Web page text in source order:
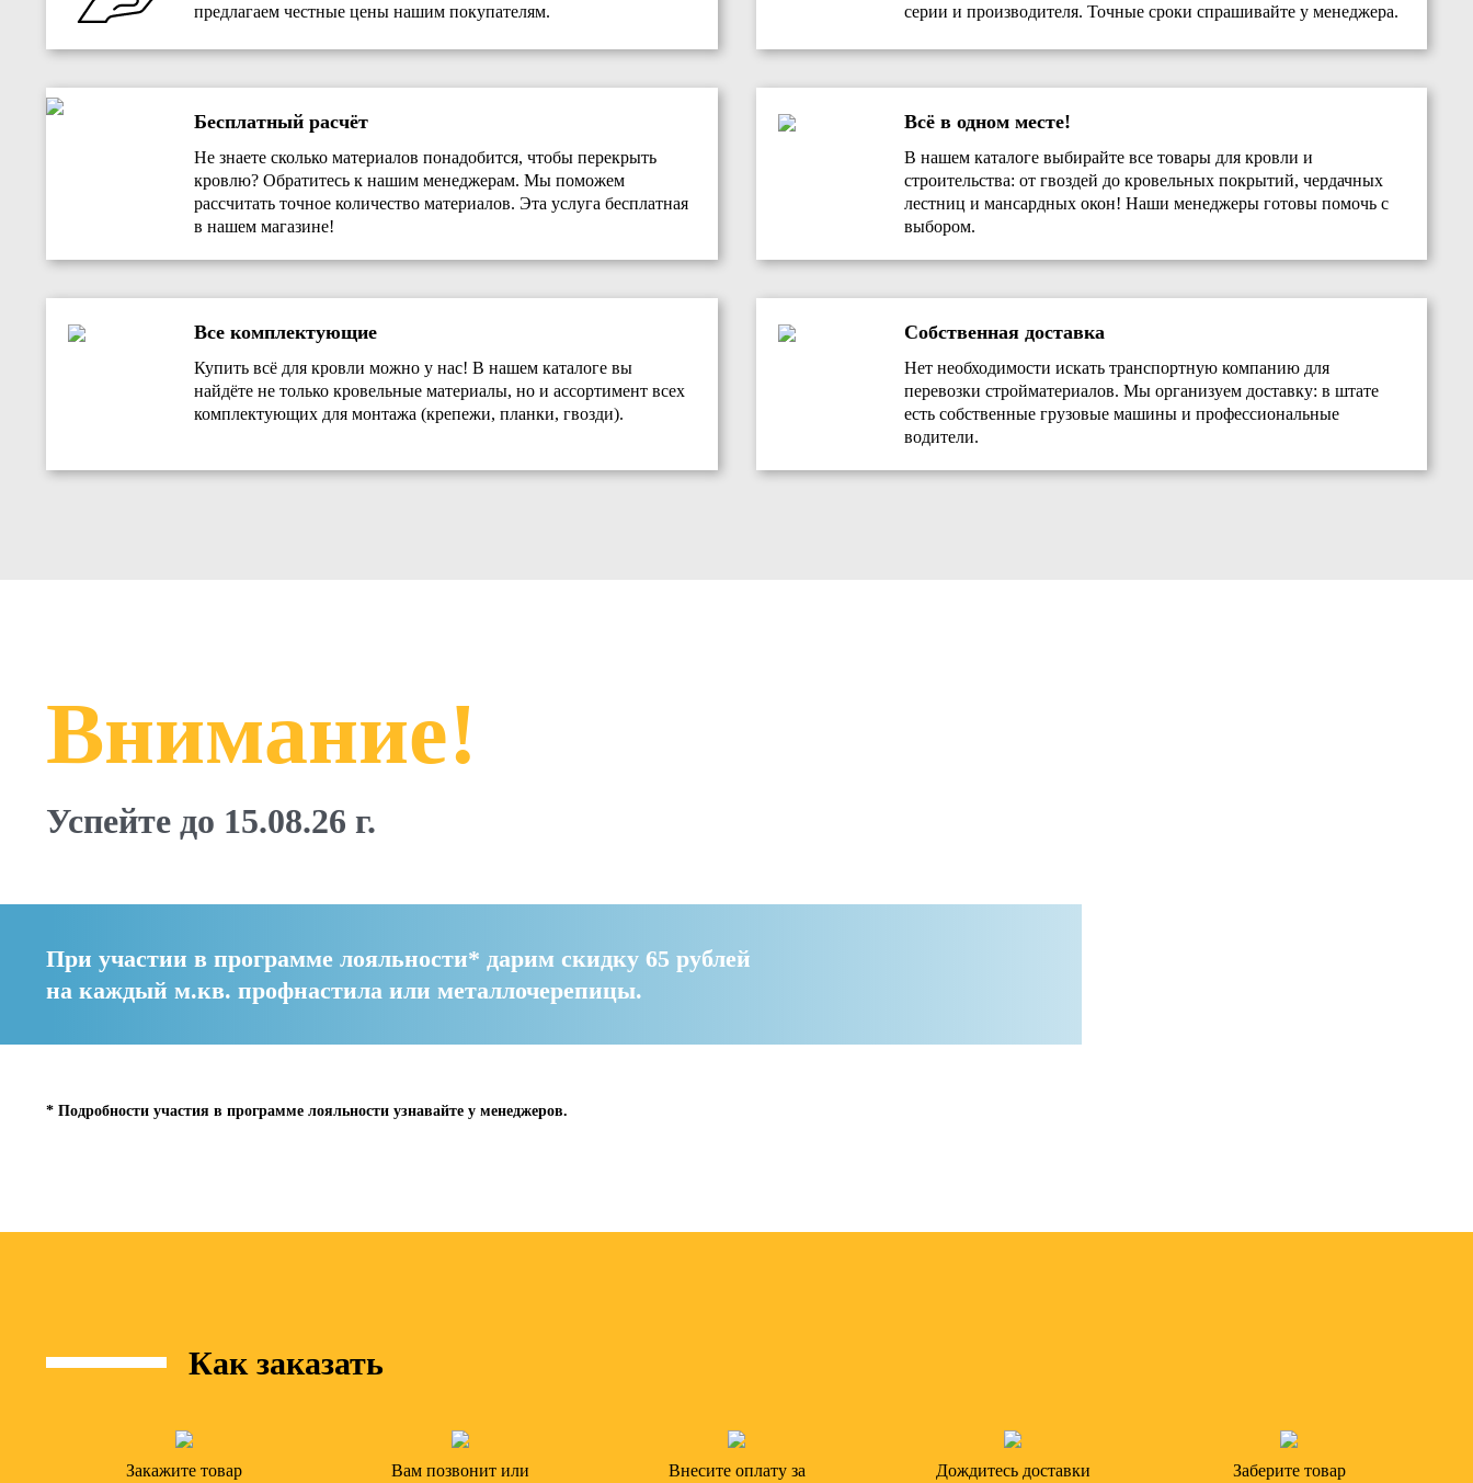
предлагаем честные цены нашим покупателям.
серии и производителя. Точные сроки спрашивайте у менеджера.
Бесплатный расчёт
Не знаете сколько материалов понадобится, чтобы перекрыть
кровлю? Обратитесь к нашим менеджерам. Мы поможем
рассчитать точное количество материалов. Эта услуга бесплатная
в нашем магазине!
Всё в одном месте!
В нашем каталоге выбирайте все товары для кровли и
строительства: от гвоздей до кровельных покрытий, чердачных
лестниц и мансардных окон! Наши менеджеры готовы помочь с
выбором.
Все комплектующие
Купить всё для кровли можно у нас! В нашем каталоге вы
найдёте не только кровельные материалы, но и ассортимент всех
комплектующих для монтажа (крепежи, планки, гвозди).
Собственная доставка
Нет необходимости искать транспортную компанию для
перевозки стройматериалов. Мы организуем доставку: в штате
есть собственные грузовые машины и профессиональные
водители.
Внимание!
Успейте до 15.08.26 г.
При участии в программе лояльности* дарим скидку 65 рублей
на каждый м.кв. профнастила или металлочерепицы.
* Подробности участия в программе лояльности узнавайте у менеджеров.
Как заказать
Закажите товар
Вам позвонит или
Внесите оплату за
Дождитесь доставки
Заберите товар